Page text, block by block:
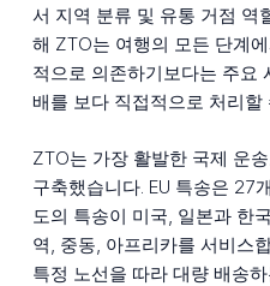
서 지역 분류 및 유통 거점 역
해 ZTO는 여행의 모든 단계
적으로 의존하기보다는 주요
배를 보다 직접적으로 처리할
ZTO는 가장 활발한 국제 운
구축했습니다. EU 특송은 27
도의 특송이 미국, 일본과 한
역, 중동, 아프리카를 서비스
특정 노선을 따라 대량 배송